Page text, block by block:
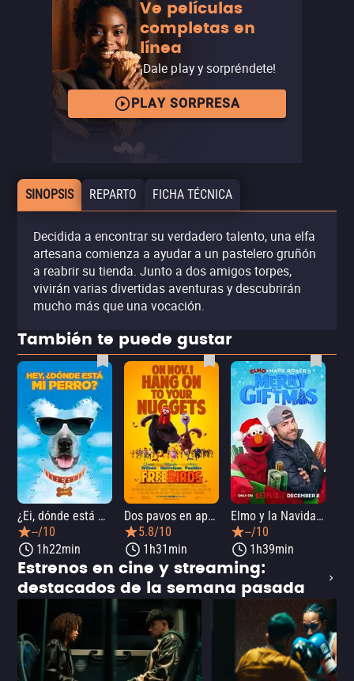
Ve películas
completas en
línea
¡Dale play y sorpréndete!
PLAY SORPRESA
SINOPSIS REPARTO FICHA TÉCNICA
Decidida a encontrar su verdadero talento, una elfa
artesana comienza a ayudar a un pastelero gruñón
a reabrir su tienda. Junto a dos amigos torpes,
vivirán varias divertidas aventuras y descubrirán
mucho más que una vocación.
También te puede gustar
¿Ei, dónde está mi perro?
--/10
1h22min
Dos pavos en apuros
5.8/10
1h31min
Elmo y la Navidad mágica de Mark Rober
--/10
1h39min
Estrenos en cine y streaming:
destacados de la semana pasada